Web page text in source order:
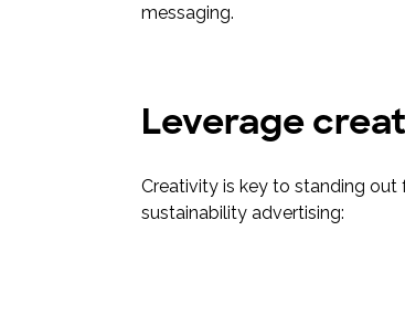
messaging.
Leverage
Creativity is key to standing out
sustainability advertising: